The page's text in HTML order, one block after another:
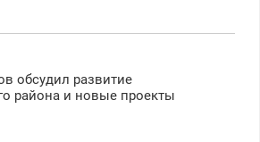
обсудил развитие
района и новые проекты